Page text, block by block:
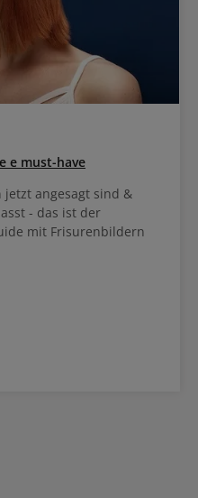
e must-have
jetzt angesagt sind &
- das ist der
mit Frisurenbildern